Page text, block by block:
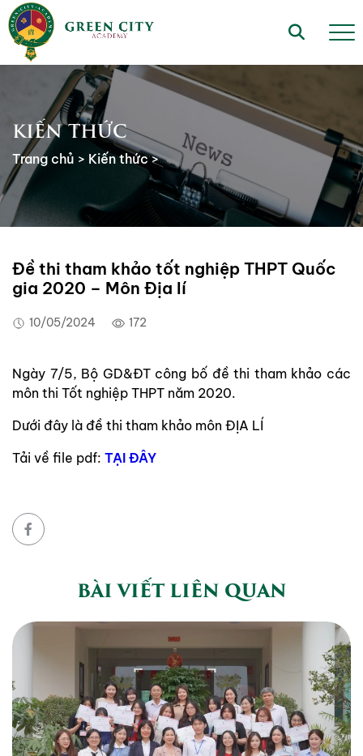
KIẾN THỨC
Trang chủ > Kiến thức>
Đề thi tham khảo tốt nghiệp THPT Quốc
gia 2020 – Môn Địa lí
10/05/2024 172
Ngày 7/5, Bộ GD&ĐT công bố đề thi tham khảo các
môn thi Tốt nghiệp THPT năm 2020.
Dưới đây là đề thi tham khảo môn ĐỊA LÍ
Tải về file pdf: TẠI ĐÂY
BÀI VIẾT LIÊN QUAN